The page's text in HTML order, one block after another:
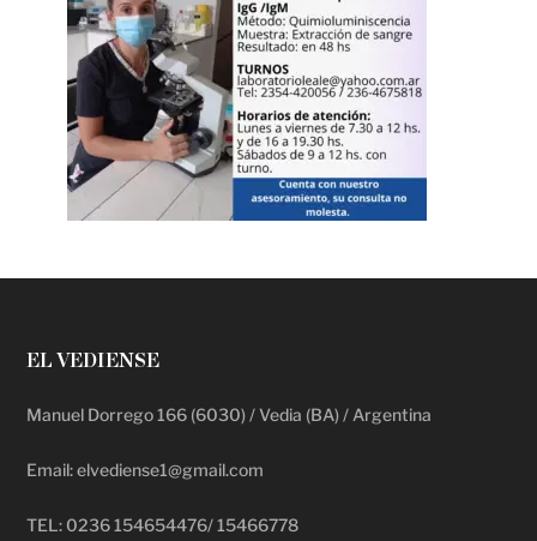
EL VEDIENSE
Manuel Dorrego 166 (6030) / Vedia (BA) / Argentina
Email: elvediense1@gmail.com
TEL: 0236 154654476/ 15466778